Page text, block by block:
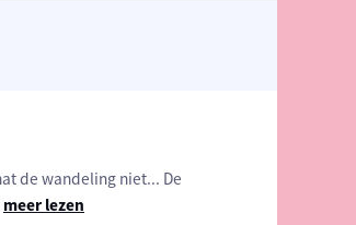
de wandeling niet... De
meer lezen